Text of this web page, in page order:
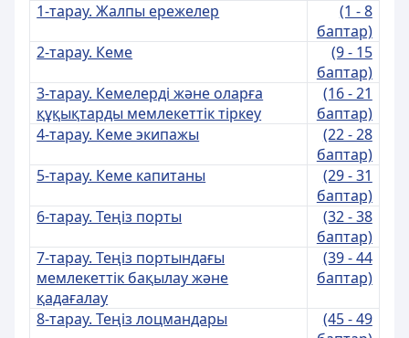
1-тарау. Жалпы ережелер
(1 - 8
баптар)
2-тарау. Кеме
(9 - 15
баптар)
3-тарау. Кемелерді және оларға
құқықтарды мемлекеттік тіркеу
(16 - 21
баптар)
4-тарау. Кеме экипажы
(22 - 28
баптар)
5-тарау. Кеме капитаны
(29 - 31
баптар)
6-тарау. Теңіз порты
(32 - 38
баптар)
7-тарау. Теңіз портындағы
мемлекеттік бақылау және
қадағалау
(39 - 44
баптар)
8-тарау. Теңіз лоцмандары
(45 - 49